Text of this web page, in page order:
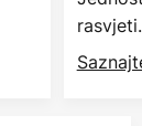
rasvjeti.